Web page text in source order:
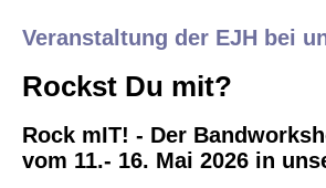
Veranstaltung der EJH bei
Rockst Du mit?
Rock mIT! - Der
vom 11.- 16. Mai 2026 in